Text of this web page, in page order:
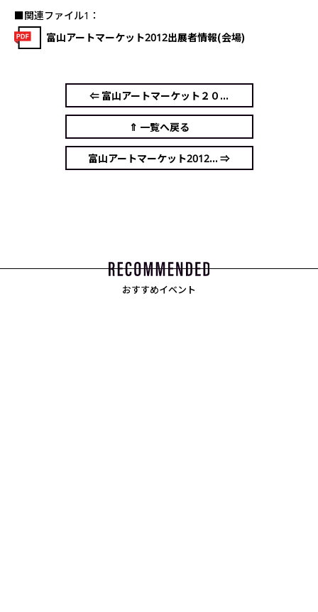
■関連ファイル1：
富山アートマーケット2012出展者情報(会場)
⇐ 富山アートマーケット２０...
⇑ 一覧へ戻る
富山アートマーケット2012... ⇒
おすすめイベント